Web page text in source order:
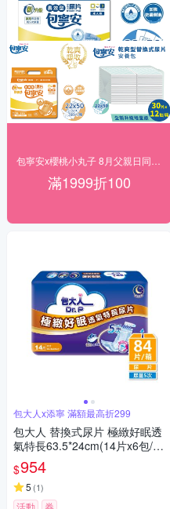
滿1999折100
包大人x添寧 滿額最高折299
包大人 替換式尿片 極緻好眠透
氣特長63.5*24cm(14片x6包/箱
購 搭配成人紙尿褲/晚安/夜用)
$954
5 (1)